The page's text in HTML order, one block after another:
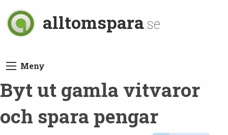
alltomspara.se
Meny
Byt ut gamla vitvaror
och spara pengar